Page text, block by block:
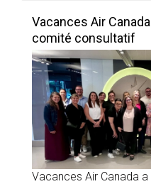
Vacances Air
comité consultatif
Vacances Air Canada